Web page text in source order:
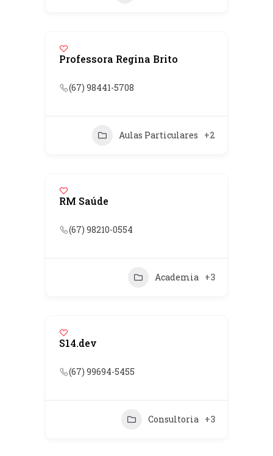
Professora Regina Brito
(67) 98441-5708
Aulas Particulares +2
RM Saúde
(67) 98210-0554
Academia +3
S14.dev
(67) 99694-5455
Consultoria +3